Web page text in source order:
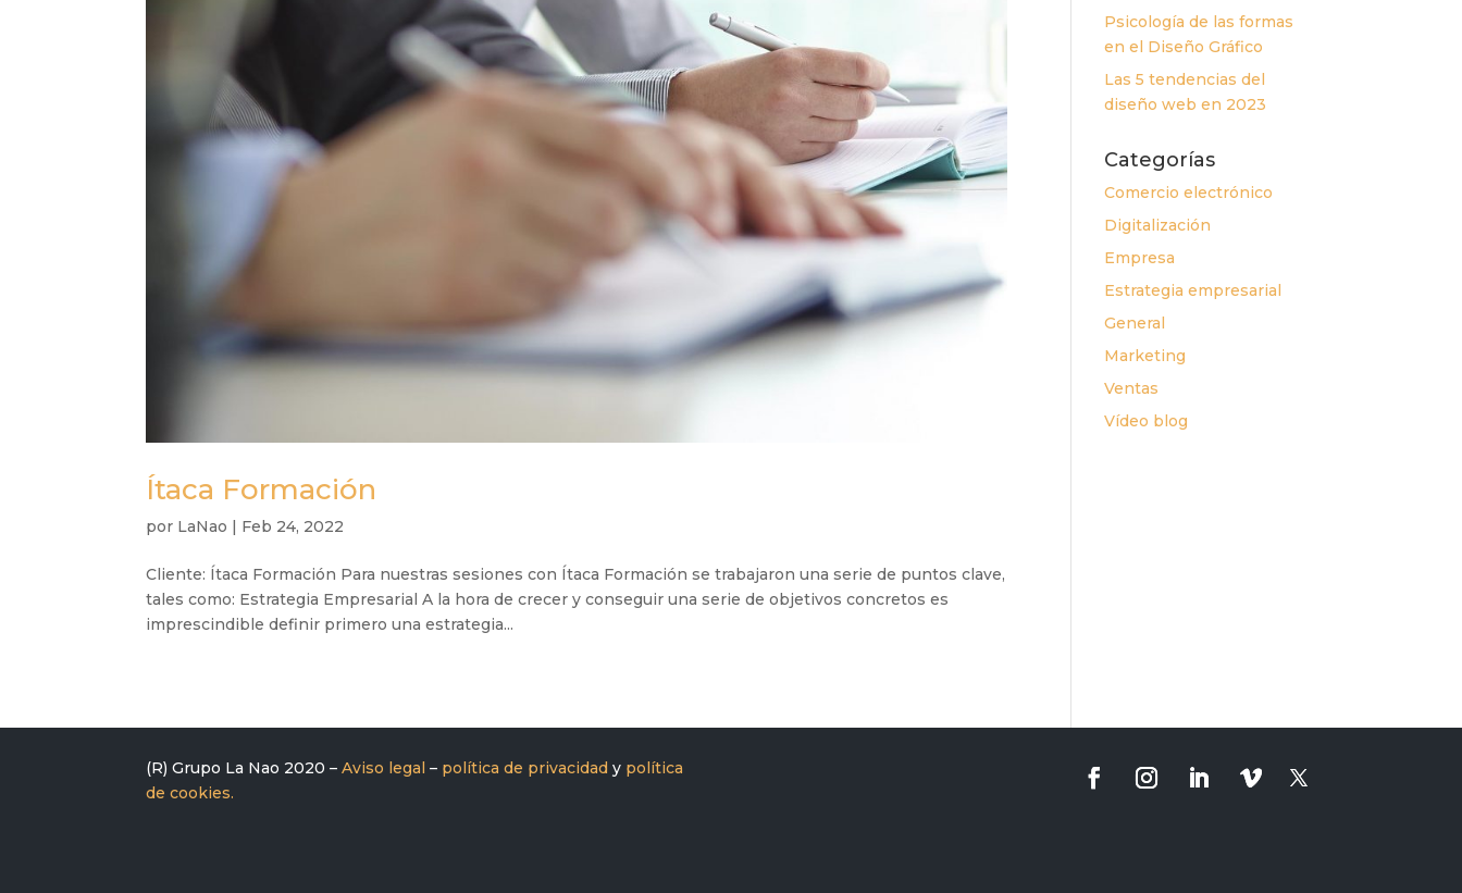
Ítaca Formación
por LaNao | Feb 24, 2022
Cliente: Ítaca Formación Para nuestras sesiones con Ítaca Formación se trabajaron una serie de puntos clave,
tales como: Estrategia Empresarial A la hora de crecer y conseguir una serie de objetivos concretos es
imprescindible definir primero una estrategia...
Psicología de las formas
en el Diseño Gráfico
Las 5 tendencias del
diseño web en 2023
Categorías
Comercio electrónico
Digitalización
Empresa
Estrategia empresarial
General
Marketing
Ventas
Vídeo blog
(R) Grupo La Nao 2020 –Aviso legal – política de privacidad y política
de cookies.